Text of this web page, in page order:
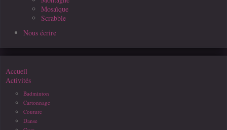
Mosaïque
Scrabble
Nous écrire
Accueil
Activités
Badminton
Cartonnage
Couture
Danse